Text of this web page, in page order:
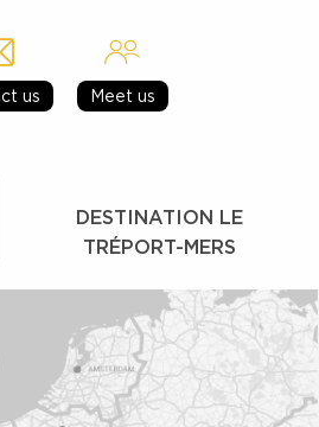
us Meet us
DESTINATION LE
TRÉPORT-MERS